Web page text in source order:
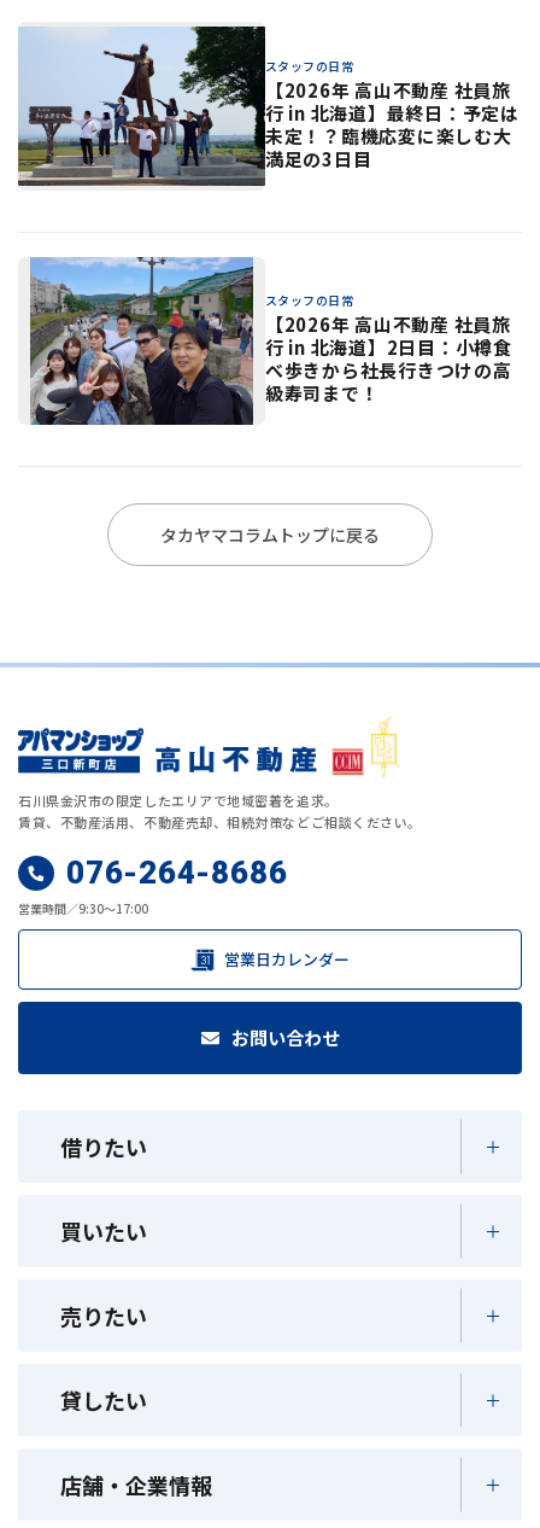
スタッフの日常
【2026年 高山不動産 社員旅
行 in 北海道】最終日：予定は
未定！？臨機応変に楽しむ大
満足の3日目
スタッフの日常
【2026年 高山不動産 社員旅
行 in 北海道】2日目：小樽食
べ歩きから社長行きつけの高
級寿司まで！
タカヤマコラムトップに戻る
石川県金沢市の限定したエリアで地域密着を追求。
賃貸、不動産活用、不動産売却、相続対策などご相談ください。
076-264-8686
営業時間／9:30～17:00
営業日カレンダー
お問い合わせ
借りたい
買いたい
売りたい
貸したい
店舗・企業情報